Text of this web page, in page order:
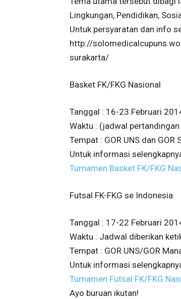
Lingkungan, Pendidikan,
Untuk persyaratan dan info
http://
surakarta/
Basket FK/FKG Nasional
Tanggal : 16-23 Februari
Waktu : (jadwal
Tempat : GOR UNS dan GOR
Untuk informasi
Turnamen Basket FK/FKG
Futsal FK-FKG se Indonesia
Tanggal : 17-22 Februari
Waktu : Jadwal diberikan
Tempat : GOR UNS/GOR
Untuk informasi
Turnamen Futsal FK/FKG
Ayo buruan ikutan!